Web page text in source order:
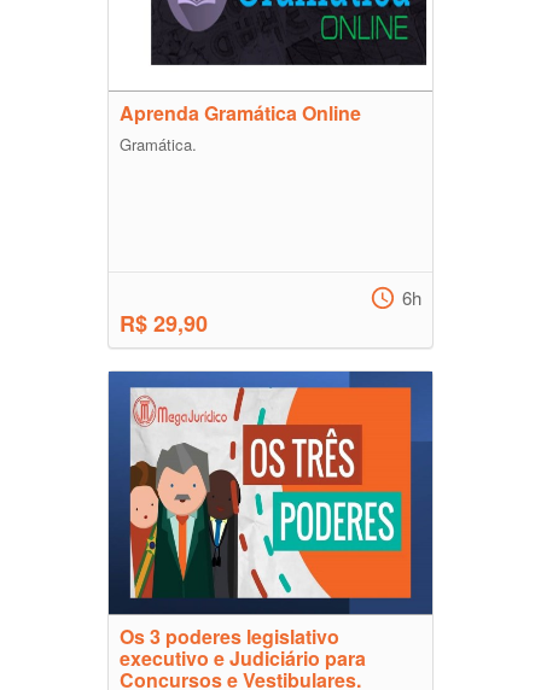
Aprenda Gramática Online
Gramática.
R$ 29,90
6h
Os 3 poderes legislativo
executivo e Judiciário para
Concursos e Vestibulares.